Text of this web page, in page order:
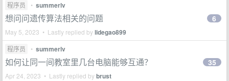
程序员 • summerlv
想问问遗传算法相关的问题
May 5, 2023 • Lastly replied bylidegao899
6
程序员 • summerlv
如何让同一间教室里几台电脑能够互通？
Apr 24, 2023 • Lastly replied bybrust
35